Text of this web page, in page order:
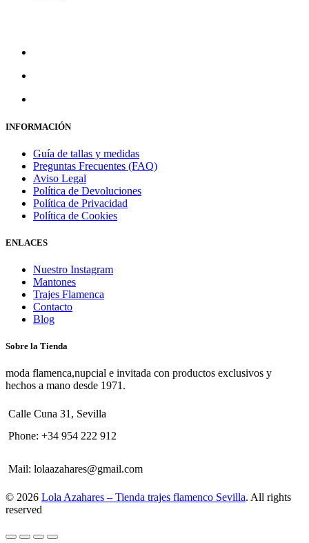
INFORMACIÓN
Guía de tallas y medidas
Preguntas Frecuentes (FAQ)
Aviso Legal
Política de Devoluciones
Política de Privacidad
Política de Cookies
ENLACES
Nuestro Instagram
Mantones
Trajes Flamenca
Contacto
Blog
Sobre la Tienda
moda flamenca,nupcial e invitada con productos exclusivos y
hechos a mano desde 1971.
Calle Cuna 31, Sevilla
Phone: +34 954 222 912
Mail: lolaazahares@gmail.com
© 2026 Lola Azahares – Tienda trajes flamenco Sevilla. All rights
reserved